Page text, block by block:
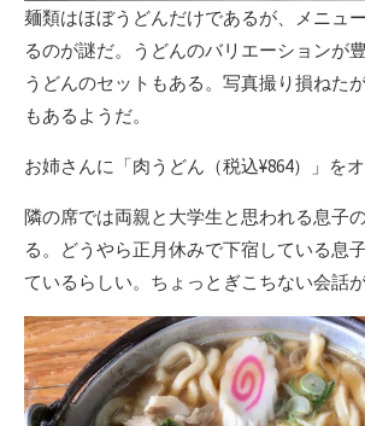
麺類はほぼうどんだけであるが、メニュ
るのが謎だ。うどんのバリエーションが
うどんのセットもある。写真撮り損ねた
もあるようだ。
お姉さんに「肉うどん（税込¥864）」をオ
隣の席では両親と大学生と思われる息子
る。どうやら正月休みで下宿している息
ているらしい。ちょっとぎこちない会話が